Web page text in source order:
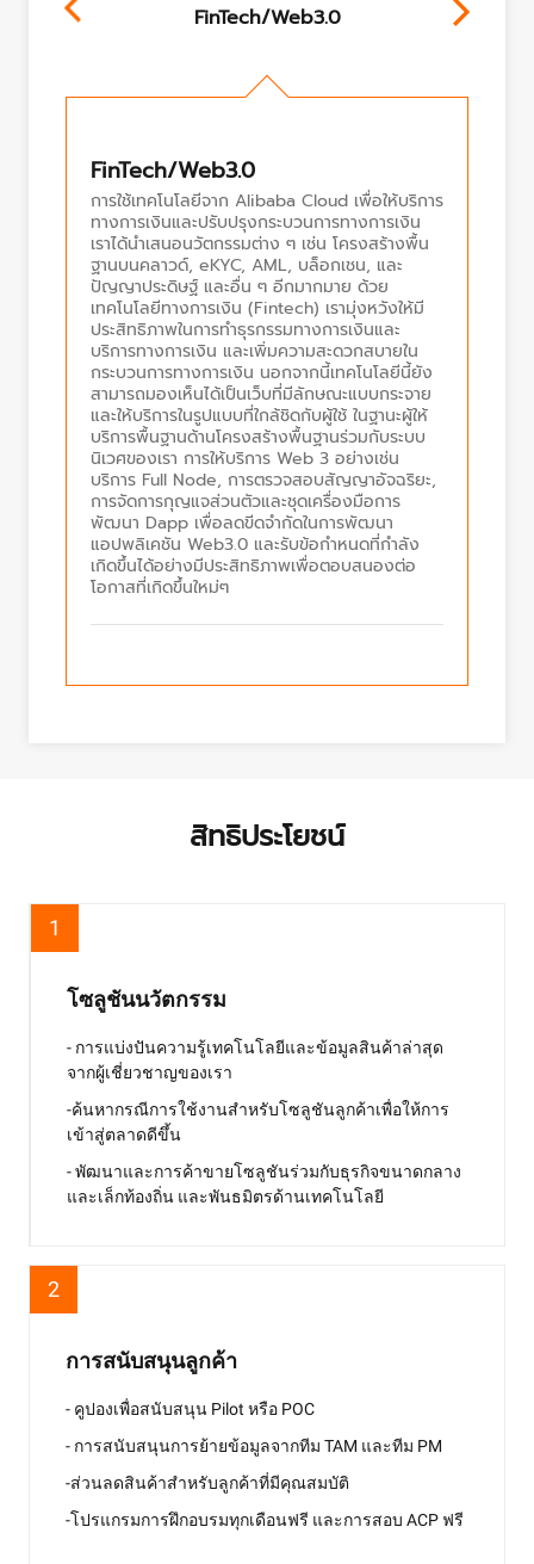
FinTech/Web3.0
FinTech/Web3.0
การใช้เทคโนโลยีจาก Alibaba Cloud เพื่อให้บริการ
ทางการเงินและปรับปรุงกระบวนการทางการเงิน
เราได้นำเสนอนวัตกรรมต่าง ๆ เช่น โครงสร้างพื้น
ฐานบนคลาวด์, eKYC, AML, บล็อกเชน, และ
ปัญญาประดิษฐ์ และอื่น ๆ อีกมากมาย ด้วย
เทคโนโลยีทางการเงิน (Fintech) เรามุ่งหวังให้มี
ประสิทธิภาพในการทำธุรกรรมทางการเงินและ
บริการทางการเงิน และเพิ่มความสะดวกสบายใน
กระบวนการทางการเงิน นอกจากนี้เทคโนโลยีนี้ยัง
สามารถมองเห็นได้เป็นเว็บที่มีลักษณะแบบกระจาย
และให้บริการในรูปแบบที่ใกล้ชิดกับผู้ใช้ ในฐานะผู้ให้
บริการพื้นฐานด้านโครงสร้างพื้นฐานร่วมกับระบบ
นิเวศของเรา การให้บริการ Web 3 อย่างเช่น
บริการ Full Node, การตรวจสอบสัญญาอัจฉริยะ,
การจัดการกุญแจส่วนตัวและชุดเครื่องมือการ
พัฒนา Dapp เพื่อลดขีดจำกัดในการพัฒนา
แอปพลิเคชัน Web3.0 และรับข้อกำหนดที่กำลัง
เกิดขึ้นได้อย่างมีประสิทธิภาพเพื่อตอบสนองต่อ
โอกาสที่เกิดขึ้นใหม่ๆ
สิทธิประโยชน์
1
โซลูชันนวัตกรรม
- การแบ่งปันความรู้เทคโนโลยีและข้อมูลสินค้าล่าสุด
จากผู้เชี่ยวชาญของเรา
-ค้นหากรณีการใช้งานสำหรับโซลูชันลูกค้าเพื่อให้การ
เข้าสู่ตลาดดีขึ้น
- พัฒนาและการค้าขายโซลูชันร่วมกับธุรกิจขนาดกลาง
และเล็กท้องถิ่น และพันธมิตรด้านเทคโนโลยี
2
การสนับสนุนลูกค้า
- คูปองเพื่อสนับสนุน Pilot หรือ POC
- การสนับสนุนการย้ายข้อมูลจากทีม TAM และทีม PM
-ส่วนลดสินค้าสำหรับลูกค้าที่มีคุณสมบัติ
-โปรแกรมการฝึกอบรมทุกเดือนฟรี และการสอบ ACP ฟรี